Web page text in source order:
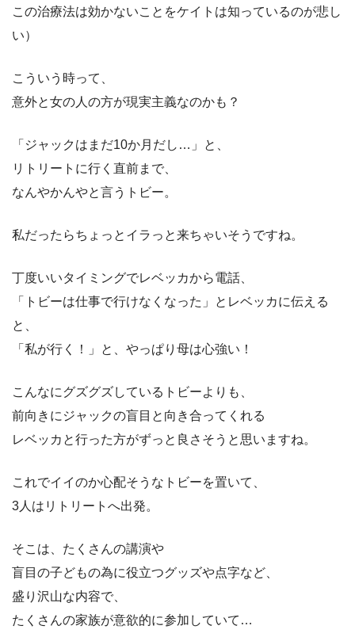
この治療法は効かないことをケイトは知っているのが悲し
い）
こういう時って、
意外と女の人の方が現実主義なのかも？
「ジャックはまだ10か月だし…」と、
リトリートに行く直前まで、
なんやかんやと言うトビー。
私だったらちょっとイラっと来ちゃいそうですね。
丁度いいタイミングでレベッカから電話、
「トビーは仕事で行けなくなった」とレベッカに伝える
と、
「私が行く！」と、やっぱり母は心強い！
こんなにグズグズしているトビーよりも、
前向きにジャックの盲目と向き合ってくれる
レベッカと行った方がずっと良さそうと思いますね。
これでイイのか心配そうなトビーを置いて、
3人はリトリートへ出発。
そこは、たくさんの講演や
盲目の子どもの為に役立つグッズや点字など、
盛り沢山な内容で、
たくさんの家族が意欲的に参加していて…